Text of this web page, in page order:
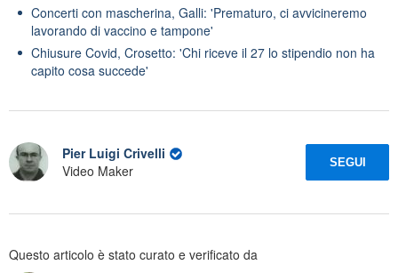
Concerti con mascherina, Galli: 'Prematuro, ci avvicineremo
lavorando di vaccino e tampone'
Chiusure Covid, Crosetto: 'Chi riceve il 27 lo stipendio non ha
capito cosa succede'
Pier Luigi Crivelli
Video Maker
SEGUI
Questo articolo è stato curato e verificato da